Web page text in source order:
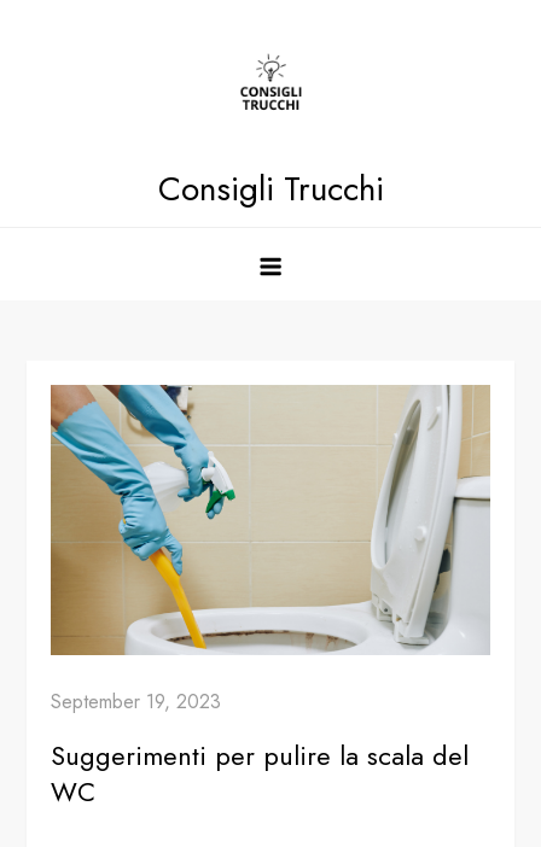
Consigli Trucchi
September 19, 2023
Suggerimenti per pulire la scala del
WC